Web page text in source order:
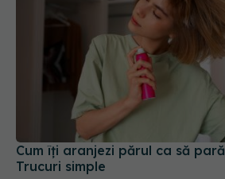
Cum îți aranjezi părul ca să
Trucuri simple
28 noi 2025, 17:47